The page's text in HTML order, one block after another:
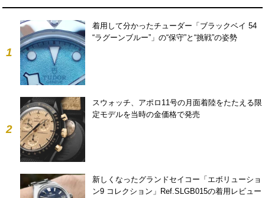
1
着用して分かったチューダー「ブラックベイ 54
“ラグーンブルー”」の“保守”と“挑戦”の姿勢
2
スウォッチ、アポロ11号の月面着陸をたたえる限
定モデルを当時の金価格で発売
新しくなったグランドセイコー「エボリューショ
ン9 コレクション」Ref.SLGB015の着用レビュー